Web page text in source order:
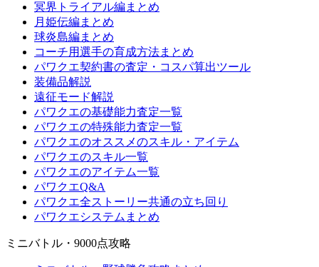
冥界トライアル編まとめ
月姫伝編まとめ
球炎島編まとめ
コーチ用選手の育成方法まとめ
パワクエ契約書の査定・コスパ算出ツール
装備品解説
遠征モード解説
パワクエの基礎能力査定一覧
パワクエの特殊能力査定一覧
パワクエのオススメのスキル・アイテム
パワクエのスキル一覧
パワクエのアイテム一覧
パワクエQ&A
パワクエ全ストーリー共通の立ち回り
パワクエシステムまとめ
ミニバトル・9000点攻略